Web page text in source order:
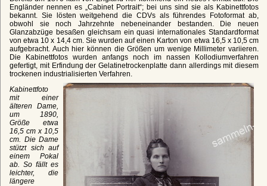
Engländer nennen es „Cabinet Portrait“; bei uns sind sie als Kabinettfotos
bekannt. Sie lösten weitgehend die CDVs als führendes Fotoformat ab,
obwohl sie noch Jahrzehnte nebeneinander bestanden. Die neuen
Glanzabzüge besaßen gleichsam ein quasi internationales Standardformat
von etwa 10 x 14,4 cm. Sie wurden auf einen Karton von etwa 16,5 x 10,5 cm
aufgebracht. Auch hier können die Größen um wenige Millimeter variieren.
Die Kabinettfotos wurden anfangs noch im nassen Kollodiumverfahren
gefertigt, mit Erfindung der Gelatinetrockenplatte dann allerdings mit diesem
trockenen industrialisierten Verfahren.
Kabinettfoto
mit einer
älteren Dame,
um 1890,
Größe etwa
16,5 cm x 10,5
cm. Die Dame
stützt sich auf
einem Pokal
ab. So fällt es
leichter, die
längere